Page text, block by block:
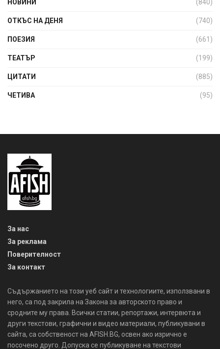
НОВИНИ (840)
ОТКЪС НА ДЕНЯ (740)
ПОЕЗИЯ (661)
ТЕАТЪР (199)
ЦИТАТИ (885)
ЧЕТИВА (95)
За нас
За реклама
Поверителност
За контакт
Съдържанието на този уеб сайт и технологиите, използвани в
него, са под закрила на Закона за авторското право и
сродните му права. Всички статии, репортажи, интервюта и
други текстови, графични и видео материали, публикувани в
сайта, са собственост на AFISH.BG, освен ако изрично е
посочено друго. Допуска се публикуване на текстови